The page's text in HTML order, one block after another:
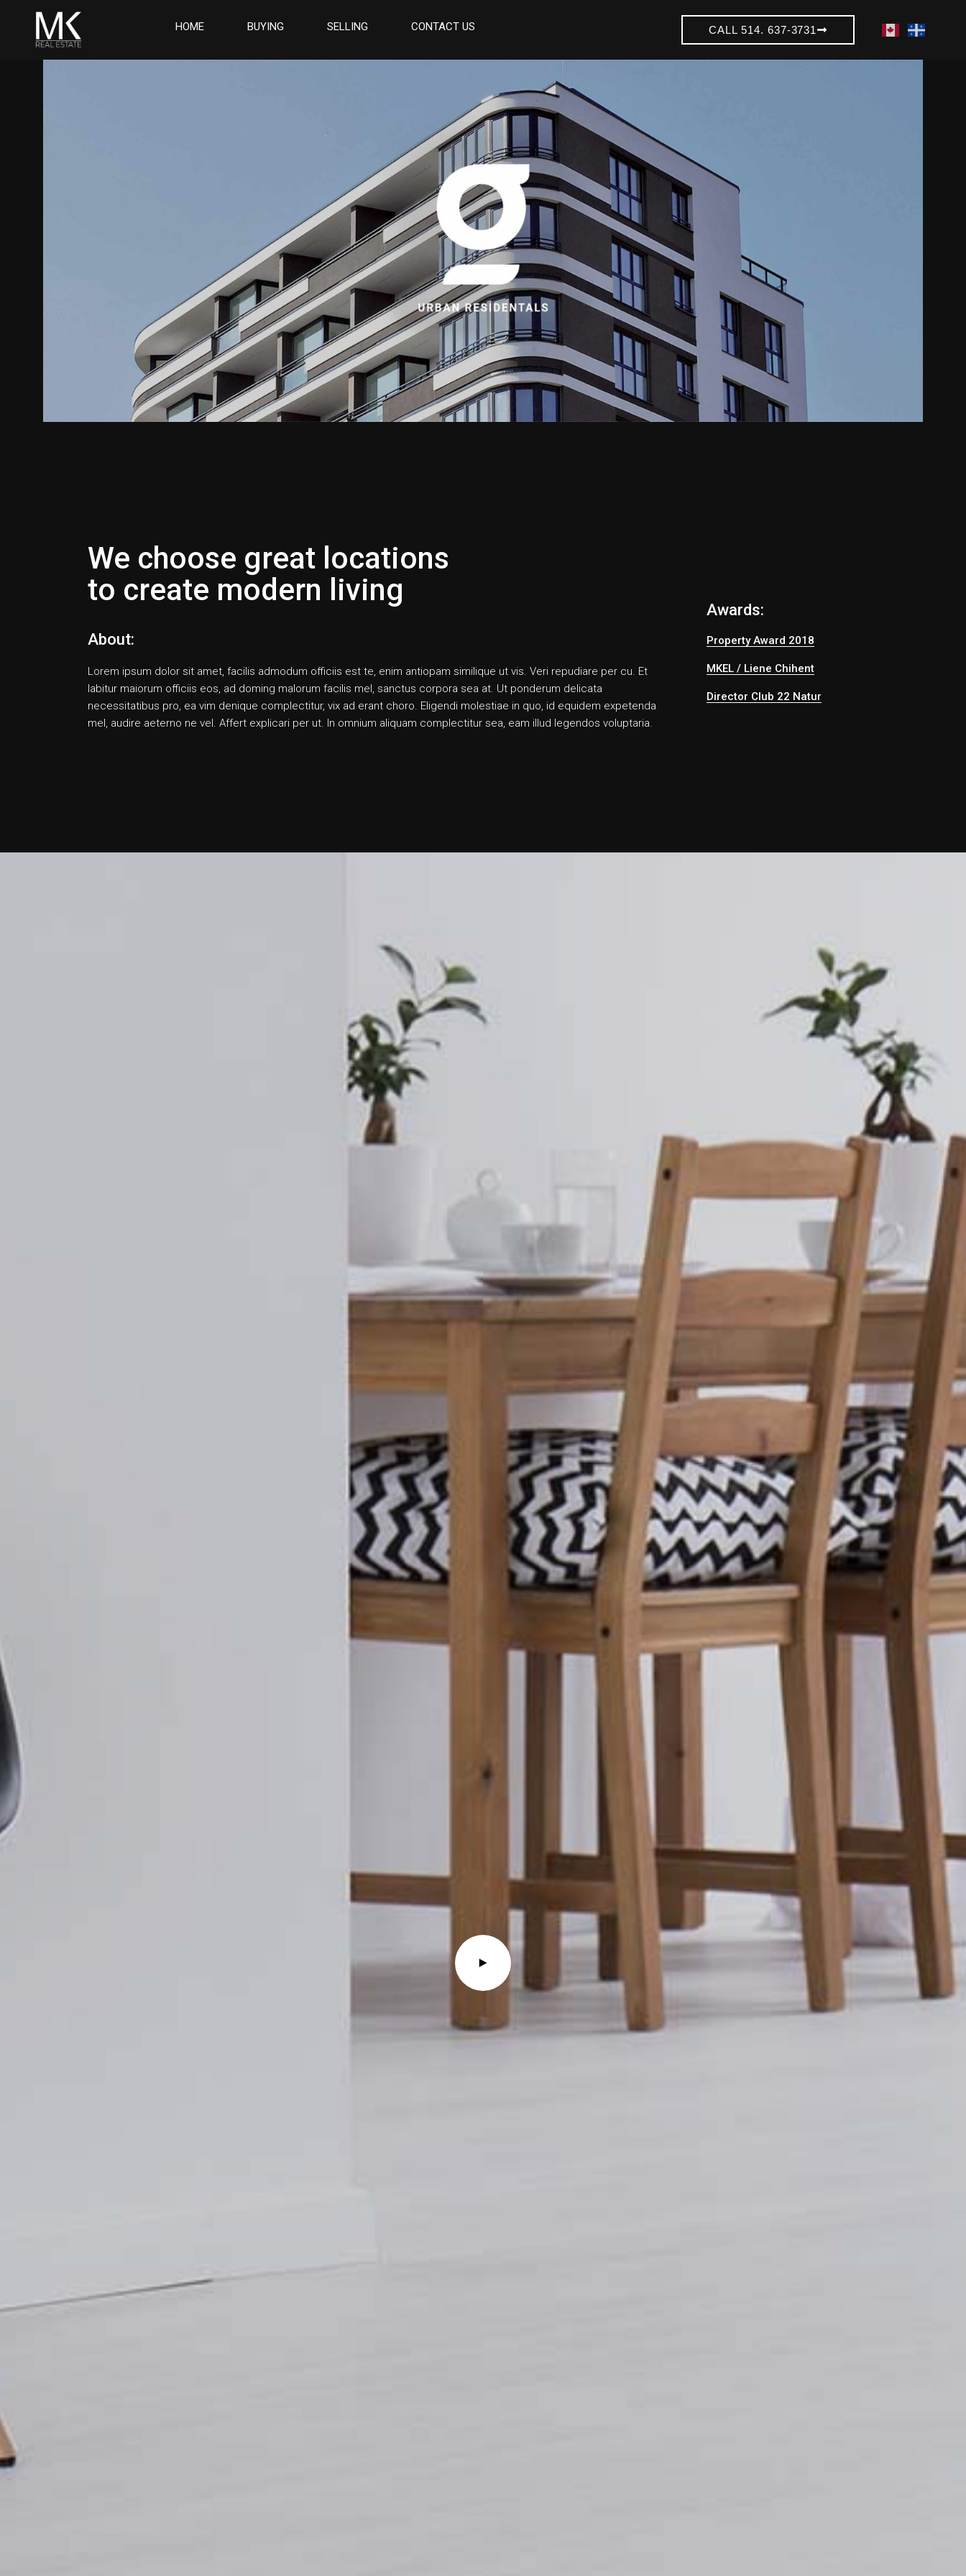
HOME BUYING SELLING CONTACT US CALL 514. 637-3731
We choose great locations
to create modern living
About:
Lorem ipsum dolor sit amet, facilis admodum officiis est te, enim antiopam similique ut vis. Veri repudiare per cu. Et
labitur maiorum officiis eos, ad doming malorum facilis mel, sanctus corpora sea at. Ut ponderum delicata
necessitatibus pro, ea vim denique complectitur, vix ad erant choro. Eligendi molestiae in quo, id equidem expetenda
mel, audire aeterno ne vel. Affert explicari per ut. In omnium aliquam complectitur sea, eam illud legendos voluptaria.
Awards:
Property Award 2018
MKEL / Liene Chihent
Director Club 22 Natur